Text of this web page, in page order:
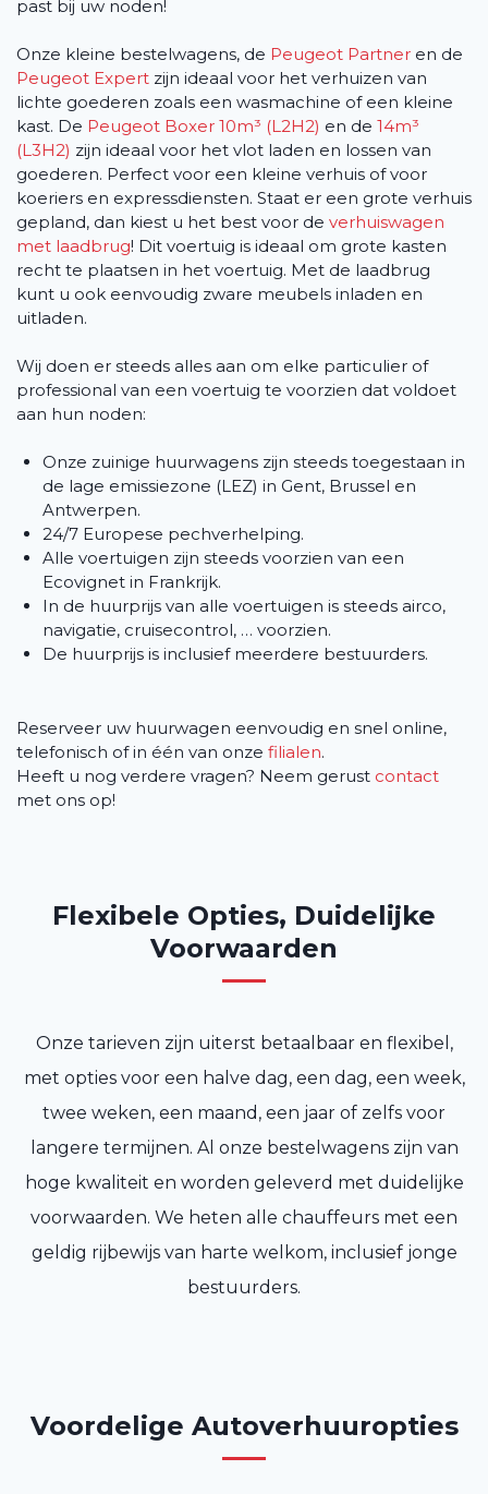
past bij uw noden!
Onze kleine bestelwagens, de Peugeot Partner en de
Peugeot Expert zijn ideaal voor het verhuizen van
lichte goederen zoals een wasmachine of een kleine
kast. De Peugeot Boxer 10m³ (L2H2) en de 14m³
(L3H2) zijn ideaal voor het vlot laden en lossen van
goederen. Perfect voor een kleine verhuis of voor
koeriers en expressdiensten. Staat er een grote verhuis
gepland, dan kiest u het best voor de verhuiswagen
met laadbrug! Dit voertuig is ideaal om grote kasten
recht te plaatsen in het voertuig. Met de laadbrug
kunt u ook eenvoudig zware meubels inladen en
uitladen.
Wij doen er steeds alles aan om elke particulier of
professional van een voertuig te voorzien dat voldoet
aan hun noden:
Onze zuinige huurwagens zijn steeds toegestaan in
de lage emissiezone (LEZ) in Gent, Brussel en
Antwerpen.
24/7 Europese pechverhelping.
Alle voertuigen zijn steeds voorzien van een
Ecovignet in Frankrijk.
In de huurprijs van alle voertuigen is steeds airco,
navigatie, cruisecontrol, … voorzien.
De huurprijs is inclusief meerdere bestuurders.
Reserveer uw huurwagen eenvoudig en snel online,
telefonisch of in één van onze filialen.
Heeft u nog verdere vragen? Neem gerust contact
met ons op!
Flexibele Opties, Duidelijke
Voorwaarden
Onze tarieven zijn uiterst betaalbaar en flexibel,
met opties voor een halve dag, een dag, een week,
twee weken, een maand, een jaar of zelfs voor
langere termijnen. Al onze bestelwagens zijn van
hoge kwaliteit en worden geleverd met duidelijke
voorwaarden. We heten alle chauffeurs met een
geldig rijbewijs van harte welkom, inclusief jonge
bestuurders.
Voordelige Autoverhuuropties